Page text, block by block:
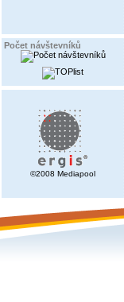
Počet návštevníků
©2008 Mediapool